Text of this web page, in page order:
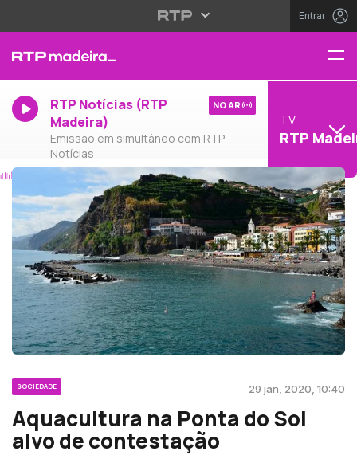
Entrar
RTP Notícias (RTP
Madeira)
Emissão em simultâneo com RTP
Notícias
NO AR
TV
RTP
SOCIEDADE 29 jan, 2020, 10:40
Aquacultura na Ponta do Sol
alvo de contestação